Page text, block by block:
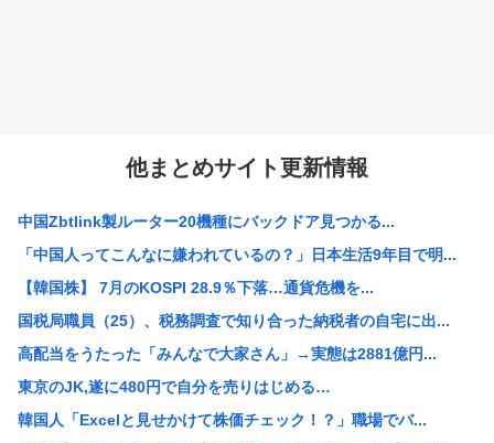
他まとめサイト更新情報
中国Zbtlink製ルーター20機種にバックドア見つかる...
「中国人ってこんなに嫌われているの？」日本生活9年目で明...
【韓国株】 7月のKOSPI 28.9％下落…通貨危機を...
国税局職員（25）、税務調査で知り合った納税者の自宅に出...
高配当をうたった「みんなで大家さん」→実態は2881億円...
東京のJK,遂に480円で自分を売りはじめる…
韓国人「Excelと見せかけて株価チェック！？」職場でバ...